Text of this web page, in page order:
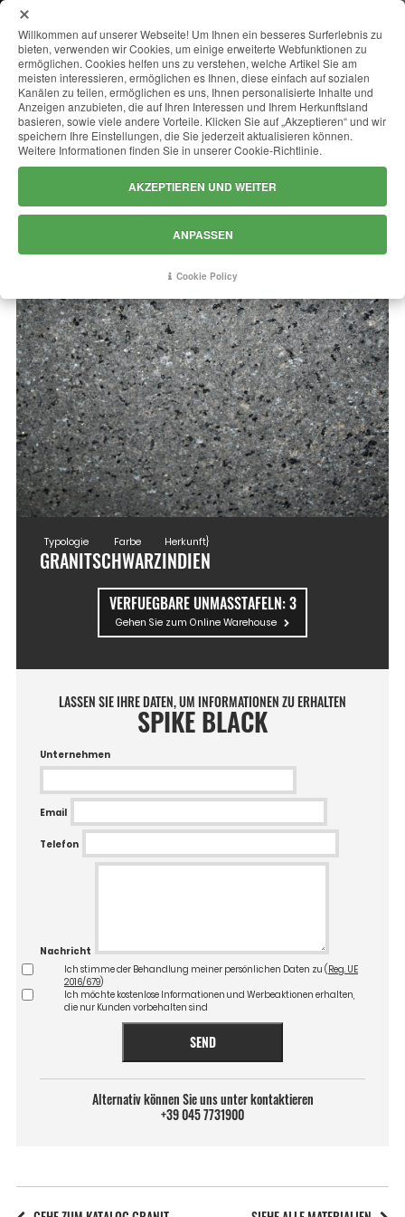
SPIKE BLACK
Typologie
GRANIT
Farbe
SCHWARZ
Herkunft}
INDIEN
VERFUEGBARE UNMASSTAFELN:3
Gehen Sie zum Online Warehouse
LASSEN SIE IHRE DATEN, UM INFORMATIONEN ZU ERHALTEN
SPIKE BLACK
Unternehmen
Email
Telefon
Nachricht
Ich stimme der Behandlung meiner persönlichen Daten zu ( Reg. UE
2016/679)
Ich möchte kostenlose Informationen und Werbeaktionen erhalten,
die nur Kunden vorbehalten sind
SEND
Alternativ können Sie uns unter kontaktieren
+39 045 7731900
Willkommen auf unserer Webseite! Um Ihnen ein besseres Surferlebnis zu
bieten, verwenden wir Cookies, um einige erweiterte Webfunktionen zu
ermöglichen. Cookies helfen uns zu verstehen, welche Artikel Sie am
meisten interessieren, ermöglichen es Ihnen, diese einfach auf sozialen
Kanälen zu teilen, ermöglichen es uns, Ihnen personalisierte Inhalte und
Anzeigen anzubieten, die auf Ihren Interessen und Ihrem Herkunftsland
basieren, sowie viele andere Vorteile. Klicken Sie auf „Akzeptieren“ und wir
speichern Ihre Einstellungen, die Sie jederzeit aktualisieren können.
Weitere Informationen finden Sie in unserer Cookie-Richtlinie.
AKZEPTIEREN UND WEITER
ANPASSEN
Cookie Policy